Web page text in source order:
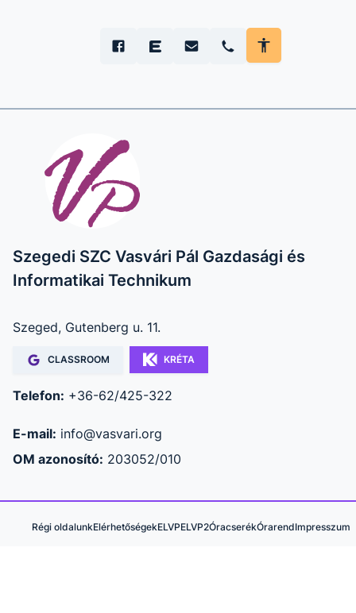
Szegedi SZC Vasvári Pál Gazdasági és
Informatikai Technikum
Szeged, Gutenberg u. 11.
CLASSROOM KRÉTA
Telefon: +36-62/425-322
E-mail: info@vasvari.org
OM azonosító: 203052/010
Régi oldalunkElérhetőségekELVPELVP2ÓracserékÓrarendImpresszum